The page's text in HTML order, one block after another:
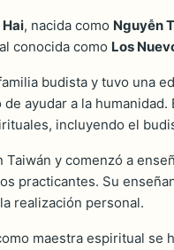
, nacida como Nguyễn
conocida como Los
budista y tuvo una
ayudar a la
incluyendo el
Taiwán y comenzó a
practicantes. Su
realización personal.
maestra espiritual